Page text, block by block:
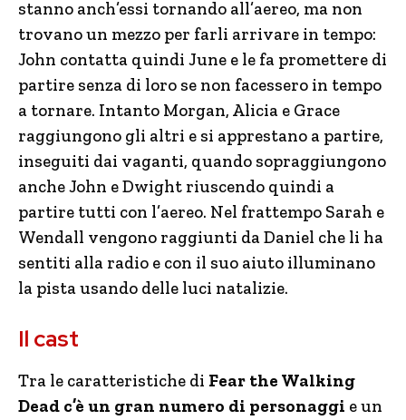
stanno anch’essi tornando all’aereo, ma non
trovano un mezzo per farli arrivare in tempo:
John contatta quindi June e le fa promettere di
partire senza di loro se non facessero in tempo
a tornare. Intanto Morgan, Alicia e Grace
raggiungono gli altri e si apprestano a partire,
inseguiti dai vaganti, quando sopraggiungono
anche John e Dwight riuscendo quindi a
partire tutti con l’aereo. Nel frattempo Sarah e
Wendall vengono raggiunti da Daniel che li ha
sentiti alla radio e con il suo aiuto illuminano
la pista usando delle luci natalizie.
Il cast
Tra le caratteristiche di Fear the Walking
Dead c’è un gran numero di personaggi e un